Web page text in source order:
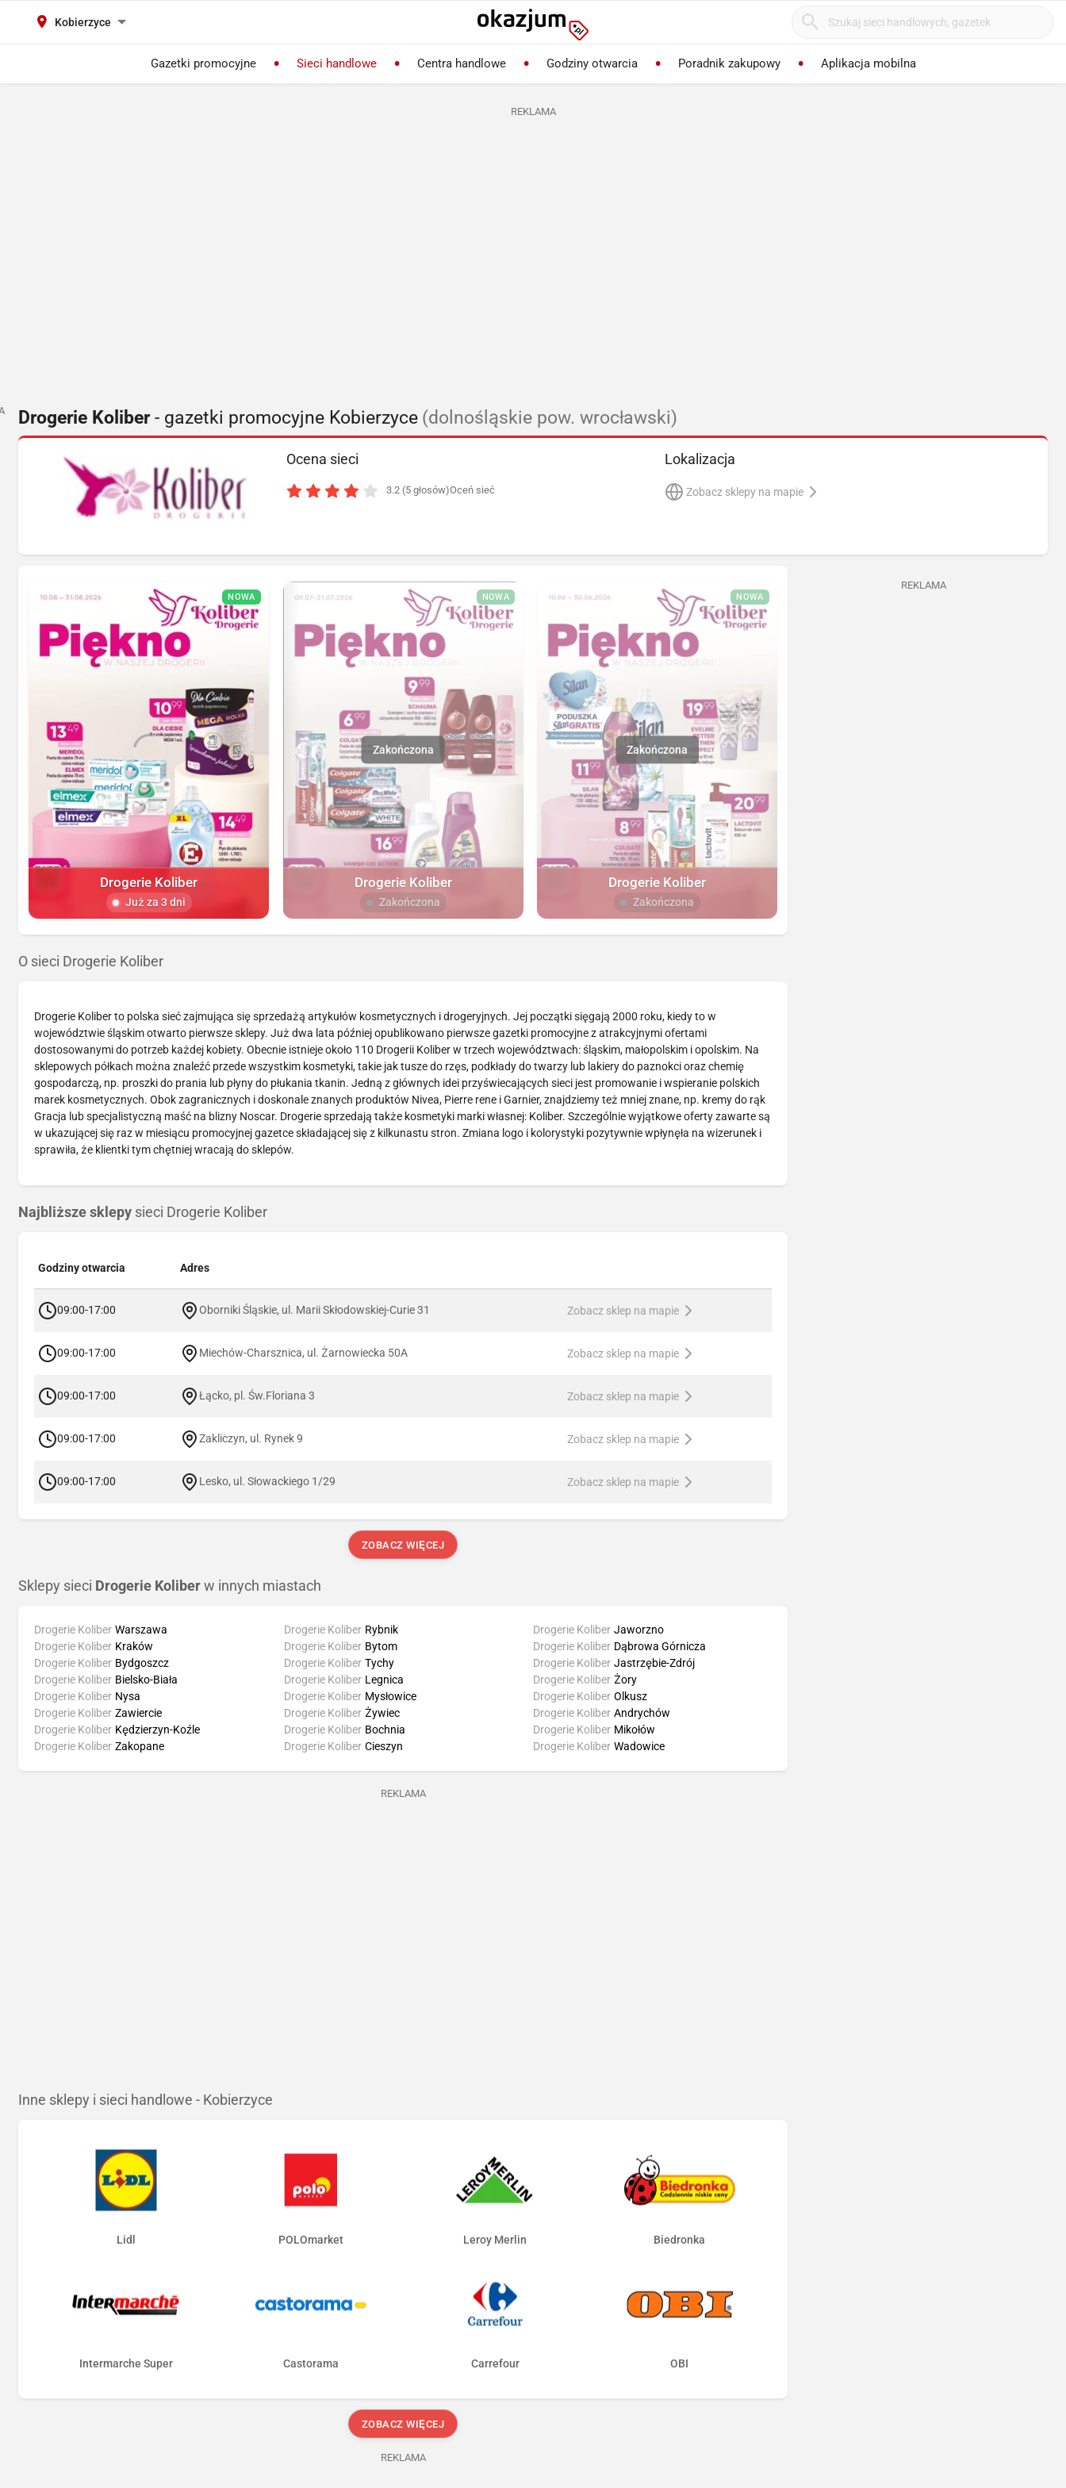
Kobierzyce
Gazetki promocyjne Sieci handlowe Centra handlowe Godziny otwarcia Poradnik zakupowy Aplikacja mobilna
REKLAMA
Drogerie Koliber- gazetki promocyjne Kobierzyce (dolnośląskie pow. wrocławski)
Ocena sieci
3.2 (5 głosów)Oceń sieć
Lokalizacja
Zobacz sklepy na mapie
NOWA
Drogerie Koliber
Już za 3 dni
NOWA
Drogerie Koliber
Zakończona
NOWA
Drogerie Koliber
Zakończona
O sieci Drogerie Koliber
Drogerie Koliber to polska sieć zajmująca się sprzedażą artykułów kosmetycznych i drogeryjnych. Jej początki sięgają 2000 roku, kiedy to w
województwie śląskim otwarto pierwsze sklepy. Już dwa lata później opublikowano pierwsze gazetki promocyjne z atrakcyjnymi ofertami
dostosowanymi do potrzeb każdej kobiety. Obecnie istnieje około 110 Drogerii Koliber w trzech województwach: śląskim, małopolskim i opolskim. Na
sklepowych półkach można znaleźć przede wszystkim kosmetyki, takie jak tusze do rzęs, podkłady do twarzy lub lakiery do paznokci oraz chemię
gospodarczą, np. proszki do prania lub płyny do płukania tkanin. Jedną z głównych idei przyświecających sieci jest promowanie i wspieranie polskich
marek kosmetycznych. Obok zagranicznych i doskonale znanych produktów Nivea, Pierre rene i Garnier, znajdziemy też mniej znane, np. kremy do rąk
Gracja lub specjalistyczną maść na blizny Noscar. Drogerie sprzedają także kosmetyki marki własnej: Koliber. Szczególnie wyjątkowe oferty zawarte są
w ukazującej się raz w miesiącu promocyjnej gazetce składającej się z kilkunastu stron. Zmiana logo i kolorystyki pozytywnie wpłynęła na wizerunek i
sprawiła, że klientki tym chętniej wracają do sklepów.
Najbliższe sklepy sieci Drogerie Koliber
Godziny otwarcia Adres
09:00-17:00 Oborniki Śląskie, ul. Marii Skłodowskiej-Curie 31 Zobacz sklep na mapie
09:00-17:00 Miechów-Charsznica, ul. Żarnowiecka 50A Zobacz sklep na mapie
09:00-17:00 Łącko, pl. Św.Floriana 3 Zobacz sklep na mapie
09:00-17:00 Zakliczyn, ul. Rynek 9 Zobacz sklep na mapie
09:00-17:00 Lesko, ul. Słowackiego 1/29 Zobacz sklep na mapie
ZOBACZ WIĘCEJ
Sklepy sieci Drogerie Koliber w innych miastach
Drogerie Koliber Warszawa
Drogerie Koliber Kraków
Drogerie Koliber Bydgoszcz
Drogerie Koliber Bielsko-Biała
Drogerie Koliber Rybnik
Drogerie Koliber Bytom
Drogerie Koliber Tychy
Drogerie Koliber Legnica
Drogerie Koliber Jaworzno
Drogerie Koliber Dąbrowa Górnicza
Drogerie Koliber Jastrzębie-Zdrój
Drogerie Koliber Żory
Drogerie Koliber Nysa
Drogerie Koliber Zawiercie
Drogerie Koliber Kędzierzyn-Koźle
Drogerie Koliber Zakopane
Drogerie Koliber Mysłowice
Drogerie Koliber Żywiec
Drogerie Koliber Bochnia
Drogerie Koliber Cieszyn
Drogerie Koliber Olkusz
Drogerie Koliber Andrychów
Drogerie Koliber Mikołów
Drogerie Koliber Wadowice
REKLAMA
Inne sklepy i sieci handlowe - Kobierzyce
Lidl POLOmarket Leroy Merlin Biedronka
Intermarche Super Castorama Carrefour OBI
ZOBACZ WIĘCEJ
REKLAMA
REKLAMA